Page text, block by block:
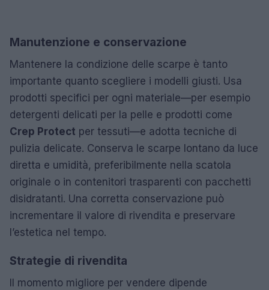
Manutenzione e conservazione
Mantenere la condizione delle scarpe è tanto
importante quanto scegliere i modelli giusti. Usa
prodotti specifici per ogni materiale—per esempio
detergenti delicati per la pelle e prodotti come
Crep Protect per tessuti—e adotta tecniche di
pulizia delicate. Conserva le scarpe lontano da luce
diretta e umidità, preferibilmente nella scatola
originale o in contenitori trasparenti con pacchetti
disidratanti. Una corretta conservazione può
incrementare il valore di rivendita e preservare
l’estetica nel tempo.
Strategie di rivendita
Il momento migliore per vendere dipende